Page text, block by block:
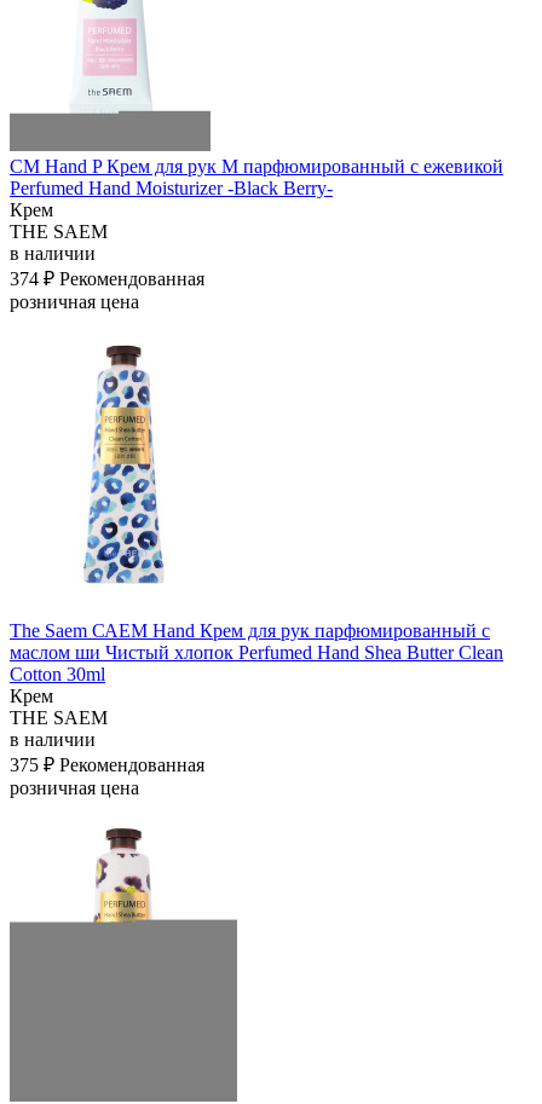
СМ Hand P Крем для рук M парфюмированный с ежевикой
Perfumed Hand Moisturizer -Black Berry-
Крем
THE SAEM
в наличии
374 ₽ Рекомендованная
розничная цена
The Saem САЕМ Hand Крем для рук парфюмированный с
маслом ши Чистый хлопок Perfumed Hand Shea Butter Clean
Cotton 30ml
Крем
THE SAEM
в наличии
375 ₽ Рекомендованная
розничная цена